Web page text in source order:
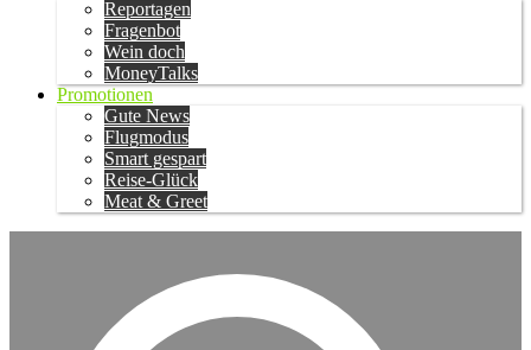
Reportagen
Fragenbot
Wein doch
MoneyTalks
Promotionen
Gute News
Flugmodus
Smart gespart
Reise-Glück
Meat & Greet